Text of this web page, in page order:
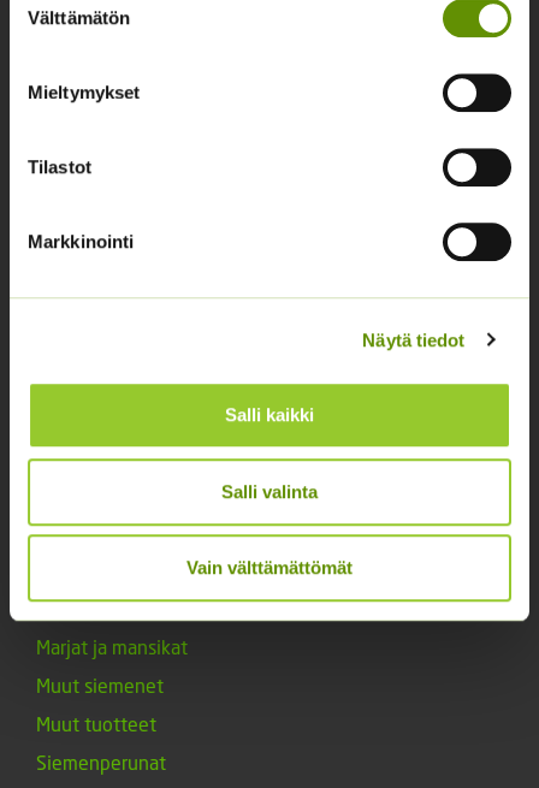
valinta
Välttämätön
Mieltymykset
Tilastot
Markkinointi
Näytä tiedot
Salli kaikki
Salli valinta
Vain välttämättömät
Yhteystiedot
02 631 9700
Noutopiste avoinna sopimuksen mukaan ja arkisin 10-
Osastottomat tuotteet
Kukkien siemenet
Maanparannusaineet
Marjat ja mansikat
Muut siemenet
Muut tuotteet
Siemenperunat